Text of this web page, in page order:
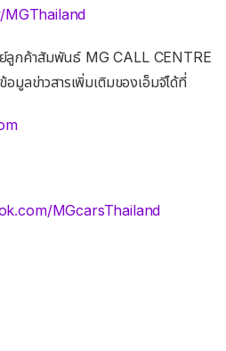
MGThailand
ลูกค้าสัมพันธ์ MG CALL CENTRE
มูลข่าวสารเพิ่มเติมของเอ็มจีได้ที่
MGcarsThailand